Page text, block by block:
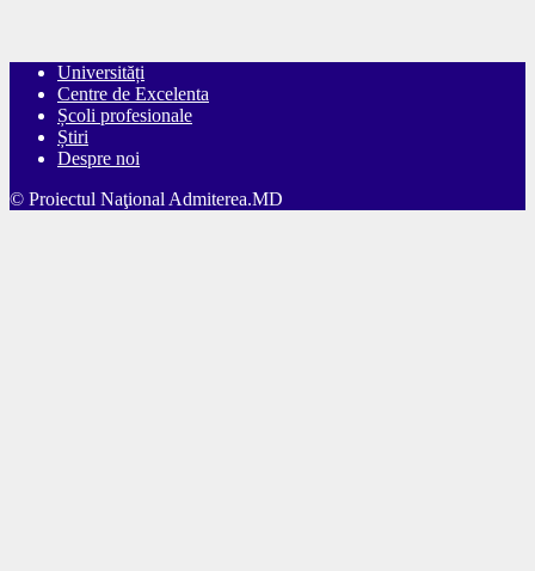
Universități
Centre de Excelenta
Școli profesionale
Știri
Despre noi
© Proiectul Naţional Admiterea.MD